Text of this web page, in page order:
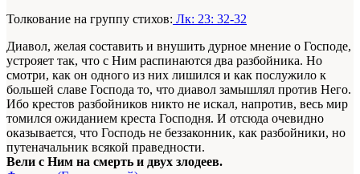
Толкование на группу стихов: Лк: 23: 32-32
Диавол, желая составить и внушить дурное мнение о Господе,
устрояет так, что с Ним распинаются два разбойника. Но
смотри, как он одного из них лишился и как послужило к
большей славе Господа то, что диавол замышлял против Него.
Ибо крестов разбойников никто не искал, напротив, весь мир
томился ожиданием креста Господня. И отсюда очевидно
оказывается, что Господь не беззаконник, как разбойники, но
путеначальник всякой праведности.
Вели с Ним на смерть и двух злодеев.